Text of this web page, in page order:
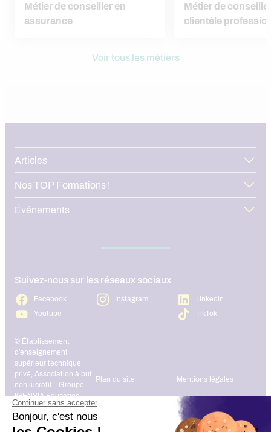
Métier de conseiller en
assurance
Métier de
clientèle
Voir tous les métiers
Articles
Nos TOP Formations !
Événements
Suivez-nous sur les réseaux sociaux
Facebook Instagram
Linkedin
Youtube
TikTok
© Établissement
d’enseignement
supérieur technique
privé, Association à but
non lucratif – Groupe
IGENSIA Education –
Mise à jour site :
Janvier 2026
Plan du site Mentions légales